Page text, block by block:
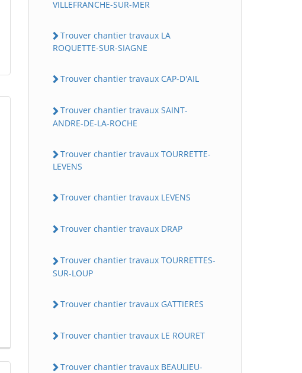
VILLEFRANCHE-SUR-MER
Trouver chantier travaux LA
ROQUETTE-SUR-SIAGNE
Trouver chantier travaux CAP-D'AIL
Trouver chantier travaux SAINT-
ANDRE-DE-LA-ROCHE
Trouver chantier travaux TOURRETTE-
LEVENS
Trouver chantier travaux LEVENS
Trouver chantier travaux DRAP
Trouver chantier travaux TOURRETTES-
SUR-LOUP
Trouver chantier travaux GATTIERES
Trouver chantier travaux LE ROURET
Trouver chantier travaux BEAULIEU-